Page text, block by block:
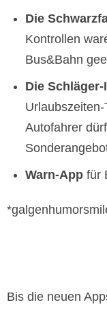
Die
Kontrollen
Bus&Bahn
Die
Urlaubszeiten-
Autofahrer
Warn-Appfür
Bis die neuen